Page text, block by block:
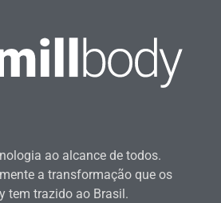
ao alcance de todos.
a transformação que os
tem trazido ao Brasil.